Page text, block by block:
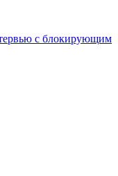
с блокирующим